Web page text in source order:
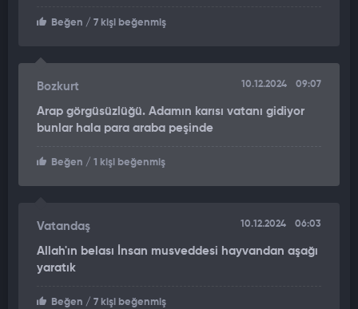
Beğen / 7 kişi beğenmiş
Bozkurt 10.12.2024 09:07
Arap görgüsüzlüğü. Adamın karısı vatanı gidiyor
bunlar hala para araba peşinde
Beğen / 1 kişi beğenmiş
Vatandaş 10.12.2024 06:03
Allah'ın belası İnsan musveddesi hayvandan aşağı
yaratık
Beğen / 7 kişi beğenmiş